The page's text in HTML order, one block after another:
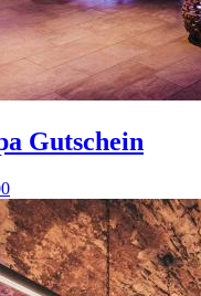
Gutschein